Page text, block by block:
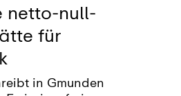
netto-null-
für
in Gmunden